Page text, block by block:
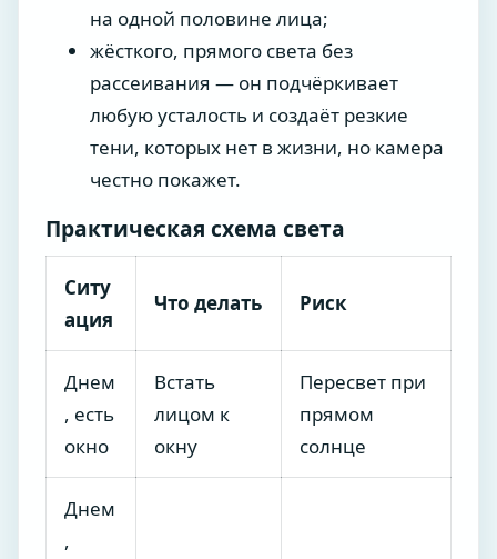
на одной половине лица;
жёсткого, прямого света без
рассеивания — он подчёркивает
любую усталость и создаёт резкие
тени, которых нет в жизни, но камера
честно покажет.
Практическая схема света
Ситу
ация
Что делать Риск
Днем
, есть
окно
Встать
лицом к
окну
Пересвет при
прямом
солнце
Днем
,